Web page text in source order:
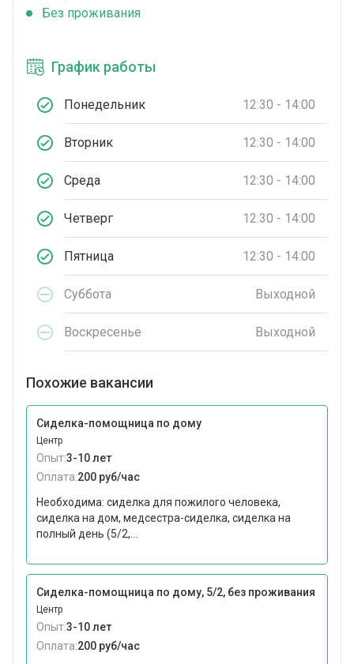
Без проживания
График работы
Понедельник 12:30 - 14:00
Вторник 12:30 - 14:00
Среда 12:30 - 14:00
Четверг 12:30 - 14:00
Пятница 12:30 - 14:00
Суббота Выходной
Воскресенье Выходной
Похожие вакансии
Сиделка-помощница по дому
Центр
Опыт:3-10 лет
Оплата:200 руб/час
Необходима: сиделка для пожилого человека,
сиделка на дом, медсестра-сиделка, сиделка на
полный день (5/2,...
Сиделка-помощница по дому, 5/2, без проживания
Центр
Опыт:3-10 лет
Оплата:200 руб/час